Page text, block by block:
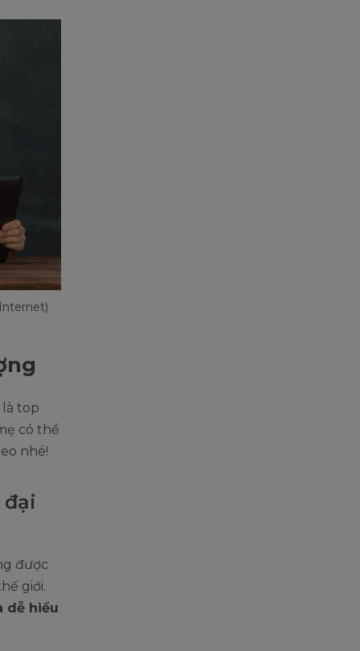
top
có thể
nhé!
được
giới.
dễ hiểu